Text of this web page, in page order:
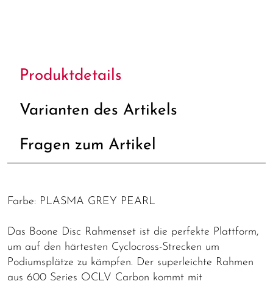
Produktdetails
Varianten des Artikels
Fragen zum Artikel
Farbe: PLASMA GREY PEARL
Das Boone Disc Rahmenset ist die perfekte Plattform,
um auf den härtesten Cyclocross-Strecken um
Podiumsplätze zu kämpfen. Der superleichte Rahmen
aus 600 Series OCLV Carbon kommt mit